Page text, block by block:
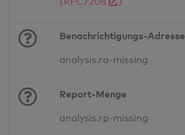
Benachrichtigungs-Adresse
analysis.ra-missing
Report-Menge
analysis.rp-missing